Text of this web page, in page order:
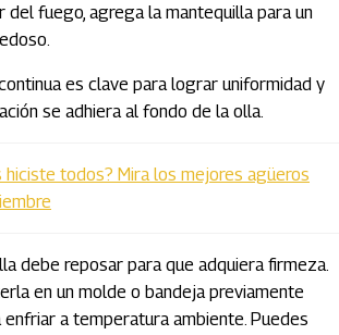
del fuego, agrega la mantequilla para un
es clave para lograr uniformidad y
se adhiera al fondo de la olla.
hiciste todos? Mira los mejores agüeros
debe reposar para que adquiera firmeza.
en un molde o bandeja previamente
a temperatura ambiente. Puedes